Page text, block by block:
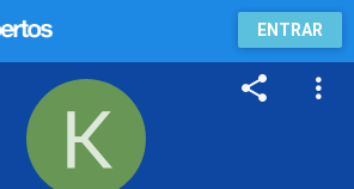
ENTRAR